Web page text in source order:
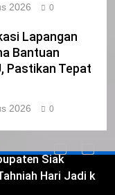
2026 0
Lapangan
Bantuan
Pastikan Tepat
2026 0
Anggota DPRD
Siak
Hari Jadi ke-